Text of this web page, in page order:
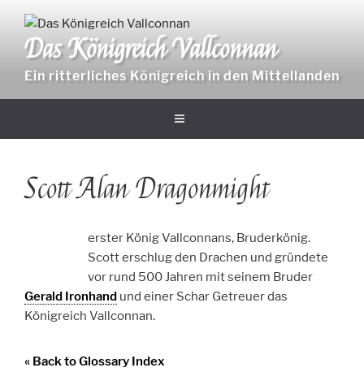
Inhalt
springenDas Königreich Vallconnan
Ein ritterliches Königreich in den Mittellanden
Scott Alan Dragonmight
erster König Vallconnans, Bruderkönig.
Scott erschlug den Drachen und gründete
vor rund 500 Jahren mit seinem Bruder
Gerald Ironhand und einer Schar Getreuer das
Königreich Vallconnan.
« Back to Glossary Index